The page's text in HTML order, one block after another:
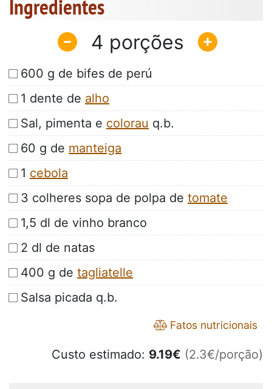
Ingredientes
4
600 g de bifes de perú
1 dente de alho
Sal, pimenta e colorau q.b.
60 g de manteiga
1 cebola
3 colheres sopa de polpa de tomate
1,5 dl de vinho branco
2 dl de natas
400 g de tagliatelle
Salsa picada q.b.
Fatos nutricionais
Custo estimado: 9.19€ (2.3€/porção)